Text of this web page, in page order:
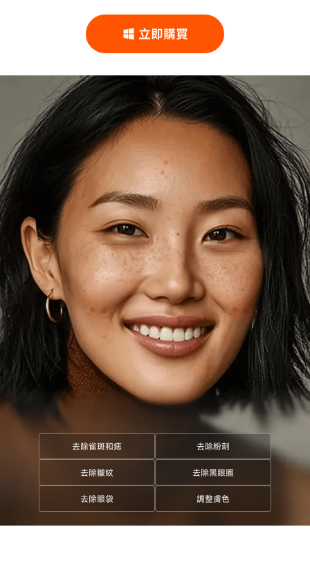
立即購買
去除雀斑和痣 去除粉刺
去除皺紋 去除黑眼圈
去除眼袋 調整膚色